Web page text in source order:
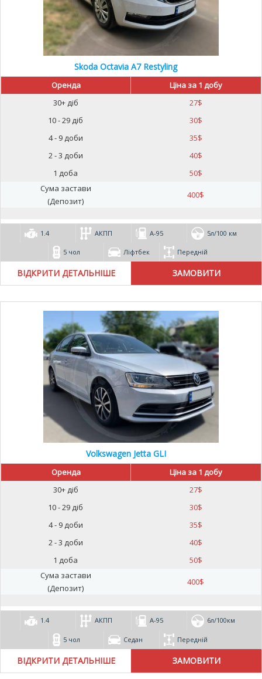
Skoda Octavia A7 Restyling
Оренда
Ціна за 1 добу
30+ діб
27$
10 - 29 діб
30$
4 - 9 доби
35$
2 - 3 доби
40$
1 доба
50$
Сума застави
(Депозит)
400$
1.4 АКПП А-95 5л/100 км
5 чол Ліфтбек Передній
ВІДКРИТИ ДЕТАЛЬНІШЕ
Volkswagen Jetta GLI
Оренда
Ціна за 1 добу
30+ діб
27$
10 - 29 діб
30$
4 - 9 доби
35$
2 - 3 доби
40$
1 доба
50$
Сума застави
(Депозит)
400$
1.4 АКПП А-95 6л/100км
5 чол Седан Передній
ВІДКРИТИ ДЕТАЛЬНІШЕ